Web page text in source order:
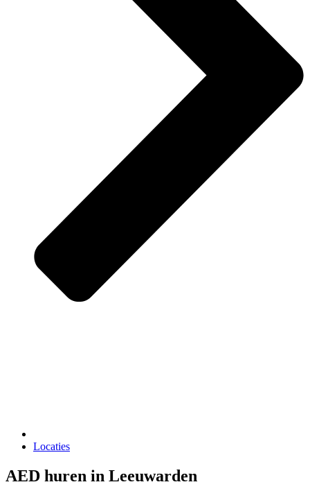
Locaties
AED huren in Leeuwarden